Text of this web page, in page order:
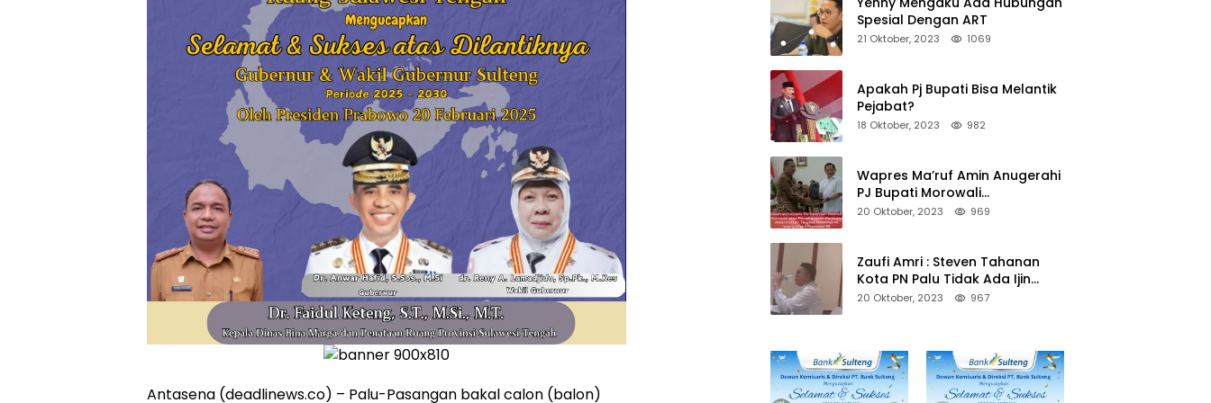
Antasena (deadlinews.co) – Palu-Pasangan bakal calon (balon)
Spesial Dengan ART
21 Oktober, 2023 1069
Apakah Pj Bupati Bisa Melantik
Pejabat?
18 Oktober, 2023 982
Wapres Ma’ruf Amin Anugerahi
PJ Bupati Morowali
Penghargaan Paritrana Award
20 Oktober, 2023 969
Zaufi Amri : Steven Tahanan
Kota PN Palu Tidak Ada Ijin
Keluar Kota
20 Oktober, 2023 967